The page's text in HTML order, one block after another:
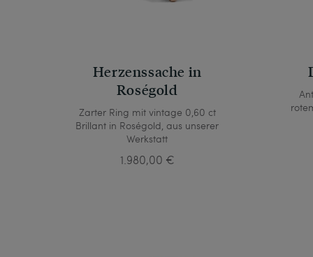
Herzenssache in
Roségold
Zarter Ring mit vintage 0,60 ct
Brillant in Roségold, aus unserer
Werkstatt
1.980,00 €